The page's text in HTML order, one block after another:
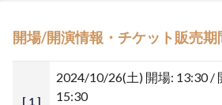
開場/開演情報・チケット販売期
[ 1 ]
2024/10/26(土) 開場: 13:30 /
15:30